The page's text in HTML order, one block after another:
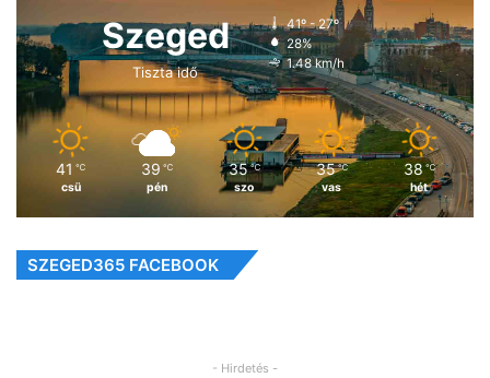
Szeged
Tiszta idő
41º - 27º
28%
1.48 km/h
41 ℃
csü
39 ℃
pén
35 ℃
szo
35 ℃
vas
38 ℃
hét
SZEGED365 FACEBOOK
- Hirdetés -